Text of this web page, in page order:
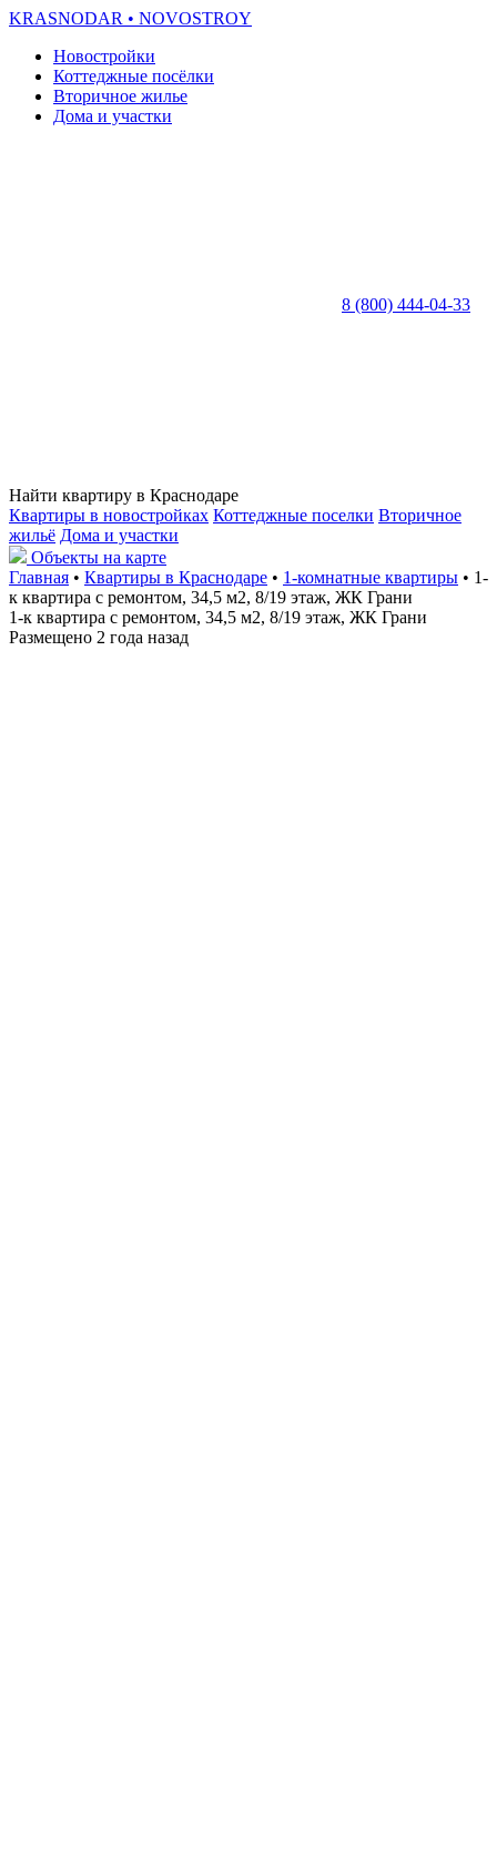
KRASNODAR • NOVOSTROY
Новостройки
Коттеджные посёлки
Вторичное жилье
Дома и участки
8 (800) 444-04-33
Найти квартиру в Краснодаре
Квартиры в новостройках Коттеджные поселки Вторичное
жильё Дома и участки
Объекты на карте
Главная • Квартиры в Краснодаре • 1-комнатные квартиры • 1-
к квартира с ремонтом, 34,5 м2, 8/19 этаж, ЖК Грани
1-к квартира с ремонтом, 34,5 м2, 8/19 этаж, ЖК Грани
Размещено 2 года назад